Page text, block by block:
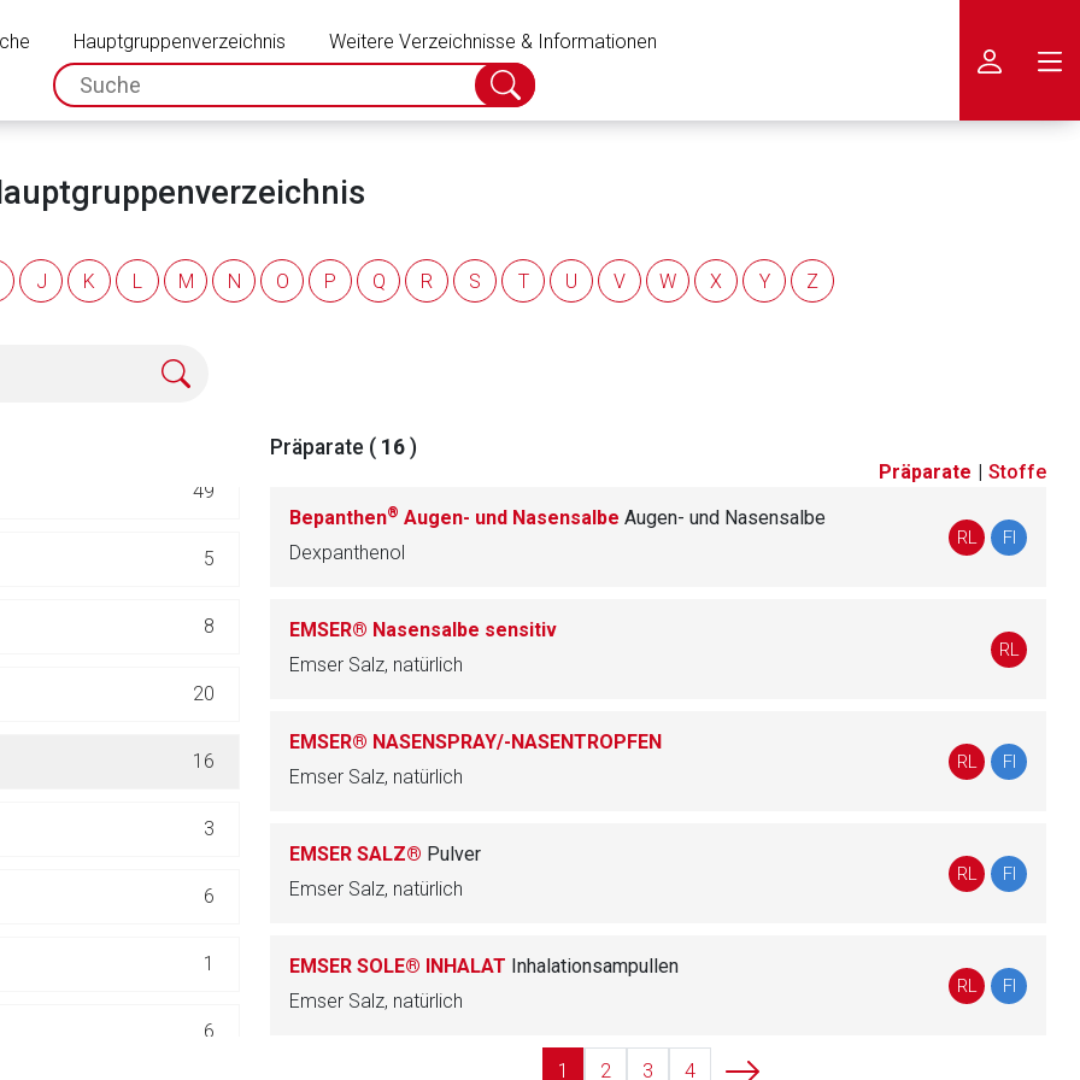
Hauptgruppenverzeichnis
Weitere Verzeichnisse & Informationen
spc.search.input.placeholder
Suche
abschicken
J K L M N O P Q R S T U V W X Y Z
66
49
5
8
20
16
3
6
1
6
Präparate ( 16 )
Präparate | Stoffe
Bepanthen® Augen- und Nasensalbe Augen- und Nasensalbe
Dexpanthenol
RL FI
EMSER® Nasensalbe sensitiv
Emser Salz, natürlich
RL
EMSER® NASENSPRAY/-NASENTROPFEN
Emser Salz, natürlich
RL FI
EMSER SALZ® Pulver
Emser Salz, natürlich
RL FI
EMSER SOLE® INHALAT Inhalationsampullen
Emser Salz, natürlich
RL FI
1 2 3 4
Ebenso gelten dort ggf. andere Datenschutzbestimmungen.
Zurück zur rote-liste.de